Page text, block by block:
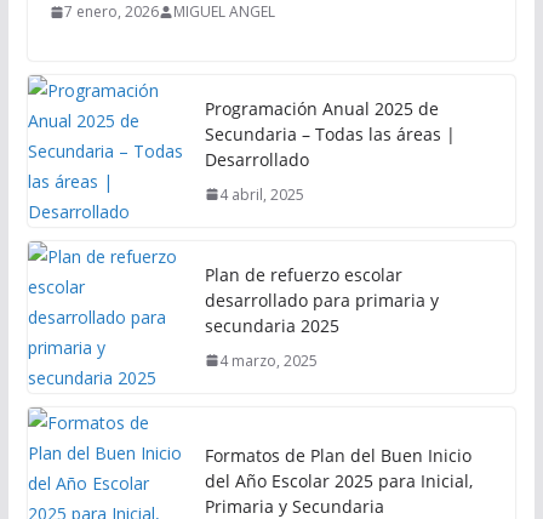
7 enero, 2026 MIGUEL ANGEL
Programación Anual 2025 de
Secundaria – Todas las áreas |
Desarrollado
4 abril, 2025
Plan de refuerzo escolar
desarrollado para primaria y
secundaria 2025
4 marzo, 2025
Formatos de Plan del Buen Inicio
del Año Escolar 2025 para Inicial,
Primaria y Secundaria